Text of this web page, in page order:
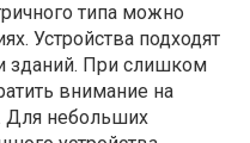
типа можно
Устройства подходят
зданий. При слишком
внимание на
Для небольших